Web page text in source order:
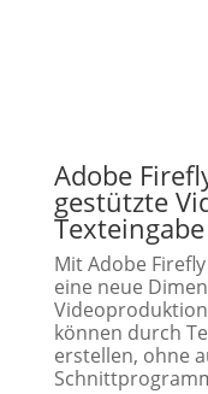
Adobe
gestützte
Mit Adobe
eine neue
können durch
erstellen, ohne